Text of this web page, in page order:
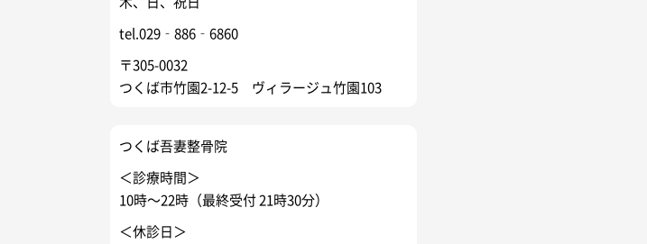
tel.029‐886‐6860
〒305-0032
つくば市竹園2-12-5 ヴィラージュ竹園103
つくば吾妻整骨院
＜診療時間＞
10時～22時（最終受付 21時30分）
＜休診日＞